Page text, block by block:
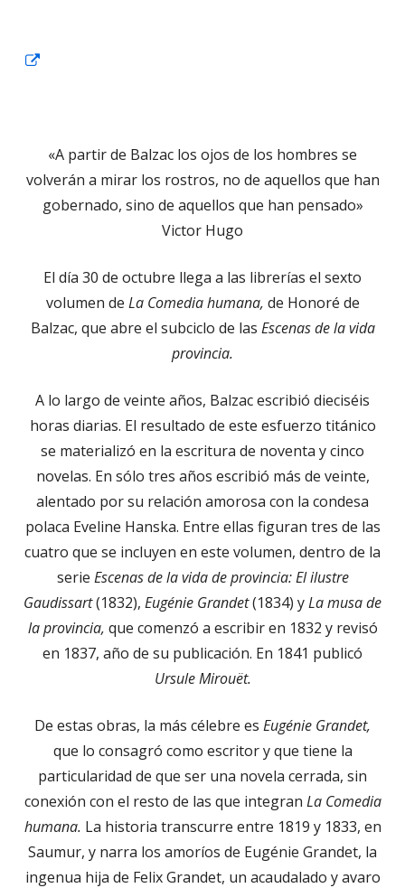
nueva
«A partir de Balzac los ojos de los hombres se
volverán a mirar los rostros, no de aquellos que han
gobernado, sino de aquellos que han pensado»
Victor Hugo
El día 30 de octubre llega a las librerías el sexto
volumen de La Comedia humana, de Honoré de
Balzac, que abre el subciclo de las Escenas de la vida
provincia.
A lo largo de veinte años, Balzac escribió dieciséis
horas diarias. El resultado de este esfuerzo titánico
se materializó en la escritura de noventa y cinco
novelas. En sólo tres años escribió más de veinte,
alentado por su relación amorosa con la condesa
polaca Eveline Hanska. Entre ellas figuran tres de las
cuatro que se incluyen en este volumen, dentro de la
serie Escenas de la vida de provincia: El ilustre
Gaudissart(1832), Eugénie Grandet(1834) yLa musa de
la provincia, que comenzó a escribir en 1832 y revisó
en 1837, año de su publicación. En 1841 publicó
Ursule Mirouët.
De estas obras, la más célebre es Eugénie Grandet,
que lo consagró como escritor y que tiene la
particularidad de que ser una novela cerrada, sin
conexión con el resto de las que integran La Comedia
humana. La historia transcurre entre 1819 y 1833, en
Saumur, y narra los amoríos de Eugénie Grandet, la
ingenua hija de Felix Grandet, un acaudalado y avaro